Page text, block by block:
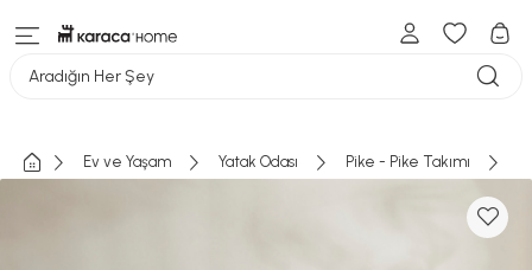
Aradığın Her Şey
Ev ve Yaşam Yatak Odası Pike - Pike Takımı